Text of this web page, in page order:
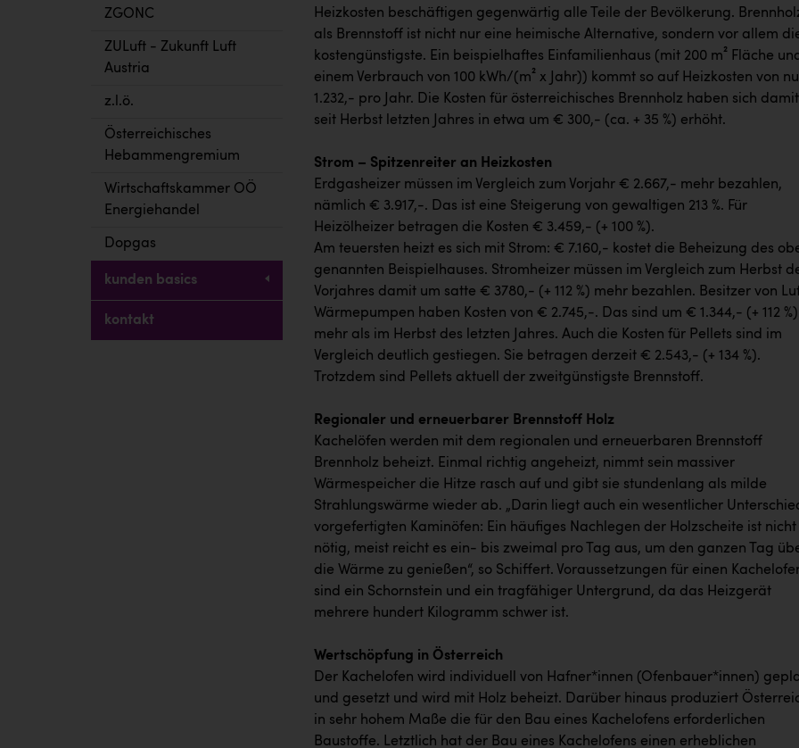
ZGONC
ZULuft - Zukunft Luft
Austria
z.l.ö.
Österreichisches
Hebammengremium
Wirtschaftskammer OÖ
Energiehandel
Dopgas
kunden basics
kontakt
Heizkosten beschäftigen gegenwärtig alle Teile der Bevölkerung.
als Brennstoff ist nicht nur eine heimische Alternative, sondern vor allem
kostengünstigste. Ein beispielhaftes Einfamilienhaus (mit 200 m² Fläche und
einem Verbrauch von 100 kWh/(m² x Jahr)) kommt so auf Heizkosten von
1.232,- pro Jahr. Die Kosten für österreichisches Brennholz haben sich damit
seit Herbst letzten Jahres in etwa um € 300,- (ca. + 35 %) erhöht.
Strom – Spitzenreiter an Heizkosten
Erdgasheizer müssen im Vergleich zum Vorjahr € 2.667,- mehr bezahlen,
nämlich € 3.917,-. Das ist eine Steigerung von gewaltigen 213 %. Für
Heizölheizer betragen die Kosten € 3.459,- (+ 100 %).
Am teuersten heizt es sich mit Strom: € 7.160,- kostet die Beheizung des
genannten Beispielhauses. Stromheizer müssen im Vergleich zum Herbst
Vorjahres damit um satte € 3780,- (+ 112 %) mehr bezahlen. Besitzer von
Wärmepumpen haben Kosten von € 2.745,-. Das sind um € 1.344,- (+ 112 %)
mehr als im Herbst des letzten Jahres. Auch die Kosten für Pellets sind im
Vergleich deutlich gestiegen. Sie betragen derzeit € 2.543,- (+ 134 %).
Trotzdem sind Pellets aktuell der zweitgünstigste Brennstoff.
Regionaler und erneuerbarer Brennstoff Holz
Kachelöfen werden mit dem regionalen und erneuerbaren Brennstoff
Brennholz beheizt. Einmal richtig angeheizt, nimmt sein massiver
Wärmespeicher die Hitze rasch auf und gibt sie stundenlang als milde
Strahlungswärme wieder ab. „Darin liegt auch ein wesentlicher
vorgefertigten Kaminöfen: Ein häufiges Nachlegen der Holzscheite ist nicht
nötig, meist reicht es ein- bis zweimal pro Tag aus, um den ganzen Tag
die Wärme zu genießen“, so Schiffert. Voraussetzungen für einen
sind ein Schornstein und ein tragfähiger Untergrund, da das Heizgerät
mehrere hundert Kilogramm schwer ist.
Wertschöpfung in Österreich
Der Kachelofen wird individuell von Hafner*innen (Ofenbauer*innen)
und gesetzt und wird mit Holz beheizt. Darüber hinaus produziert
in sehr hohem Maße die für den Bau eines Kachelofens erforderlichen
Baustoffe. Letztlich hat der Bau eines Kachelofens einen erheblichen